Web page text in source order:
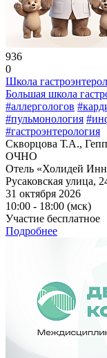
936
0
Школа
Большая школа
#аллергологов
#пульмонология
#гастроэнтерология
Скворцова Т.А.,
ОЧНО
Отель «Холидей
Русаковская улица,
31 октября 2026
10:00 - 18:00 (мск)
Участие бесплатное
Подробнее